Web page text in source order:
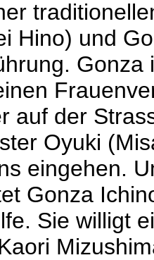
Hino) und
auf der
Oyuki
eingehen.
Gonza
Sie willigt